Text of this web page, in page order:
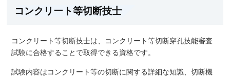
コンクリート等切断技士
コンクリート等切断技士は、コンクリート等切断穿孔技能審査
試験に合格することで取得できる資格です。
試験内容はコンクリート等の切断に関する詳細な知識、切断機